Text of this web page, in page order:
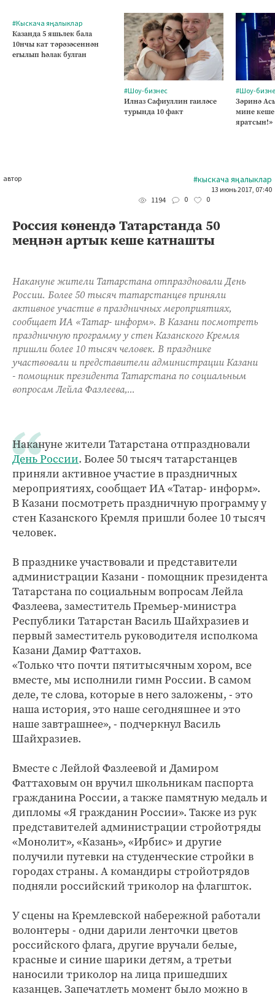
#Кыскача яңалыклар
Казанда 5 яшьлек бала
10нчы кат тәрәзәсеннән
егылып һәлак булган
#Шоу-бизнес
Илназ Сафиуллин гаиләсе
турында 10 факт
#Шоу-
Зәринә
мине
яратсын!»
автор #кыскача яңалыклар
13 июнь 2017, 07:40
1194
0 0
Россия көнендә Татарстанда 50
меңнән артык кеше катнашты
Накануне жители Татарстана отпраздновали День
России. Более 50 тысяч татарстанцев приняли
активное участие в праздничных мероприятиях,
сообщает ИА «Татар- информ». В Казани посмотреть
праздничную программу у стен Казанского Кремля
пришли более 10 тысяч человек. В празднике
участвовали и представители администрации Казани
- помощник президента Татарстана по социальным
вопросам Лейла Фазлеева,...
Накануне жители Татарстана отпраздновали
День России. Более 50 тысяч татарстанцев
приняли активное участие в праздничных
мероприятиях, сообщает ИА «Татар- информ».
В Казани посмотреть праздничную программу у
стен Казанского Кремля пришли более 10 тысяч
человек.
В празднике участвовали и представители
администрации Казани - помощник президента
Татарстана по социальным вопросам Лейла
Фазлеева, заместитель Премьер-министра
Республики Татарстан Василь Шайхразиев и
первый заместитель руководителя исполкома
Казани Дамир Фаттахов.
«Только что почти пятитысячным хором, все
вместе, мы исполнили гимн России. В самом
деле, те слова, которые в него заложены, - это
наша история, это наше сегодняшнее и это
наше завтрашнее», - подчеркнул Василь
Шайхразиев.
Вместе с Лейлой Фазлеевой и Дамиром
Фаттаховым он вручил школьникам паспорта
гражданина России, а также памятную медаль и
дипломы «Я гражданин России». Также из рук
представителей администрации стройотряды
«Монолит», «Казань», «Ирбис» и другие
получили путевки на студенческие стройки в
городах страны. А командиры стройотрядов
подняли российский триколор на флагшток.
У сцены на Кремлевской набережной работали
волонтеры - одни дарили ленточки цветов
российского флага, другие вручали белые,
красные и синие шарики детям, а третьи
наносили триколор на лица пришедших
казанцев. Запечатлеть момент было можно в